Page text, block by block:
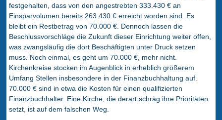
festgehalten, dass von den angestrebten 333.430 € an
Einsparvolumen bereits 263.430 € erreicht worden sind. Es
bleibt ein Restbetrag von 70.000 €. Dennoch lassen die
Beschlussvorschläge die Zukunft dieser Einrichtung weiter offen,
was zwangsläufig die dort Beschäftigten unter Druck setzen
muss. Noch einmal, es geht um 70.000 €, mehr nicht.
Kirchenkreise stocken im Augenblick in erheblich größerem
Umfang Stellen insbesondere in der Finanzbuchhaltung auf.
70.000 € sind in etwa die Kosten für einen qualifizierten
Finanzbuchhalter. Eine Kirche, die derart schräg ihre Prioritäten
setzt, ist auf dem falschen Weg.